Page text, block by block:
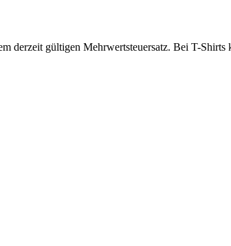
derzeit gültigen Mehrwertsteuersatz. Bei T-